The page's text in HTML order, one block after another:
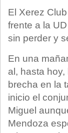
El Xerez
frente a la
sin perder y
En una
al, hasta
brecha en la
inicio el
Miguel
Mendoza